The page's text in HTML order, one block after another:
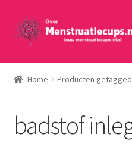
Ga
door
navigatie
Ga
naar
inhoud
Home
Menstruatiecups
Home Producten
badstof